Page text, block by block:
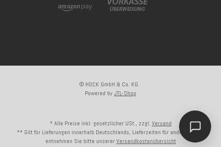
© HOCK GmbH & Co. KG
Powered byJTL-Shop
* Alle Preise inkl. gesetzlicher USt., zzgl. Versand
** Gilt für Lieferungen innerhalb Deutschlands, Lieferzeiten für andere Länder
entnehmen Sie bitte unsererVersandkostenübersicht